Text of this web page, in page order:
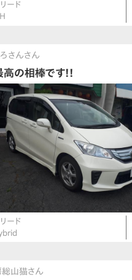
ード
ろさんさん
高の相棒です!!
ード
総山猫さん